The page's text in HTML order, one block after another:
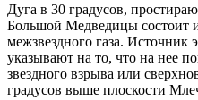
Дуга в 30 градусов,
Большой Медведицы состоит
межзвездного газа. Источник
указывают на то, что на нее
звездного взрыва или
градусов выше плоскости